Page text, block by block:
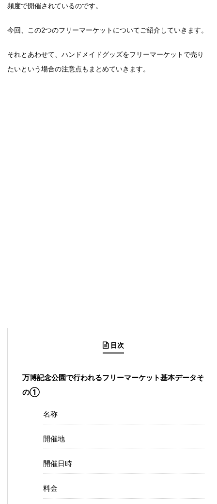
頻度で開催されているのです。
今回、この2つのフリーマーケットについてご紹介していきます。
それとあわせて、ハンドメイドグッズをフリーマーケットで売り
たいという場合の注意点もまとめていきます。
目次
万博記念公園で行われるフリーマーケット基本データそ
の①
名称
開催地
開催日時
料金